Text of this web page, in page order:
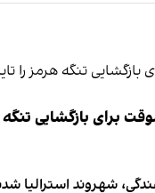
برای بازگشایی تنگه